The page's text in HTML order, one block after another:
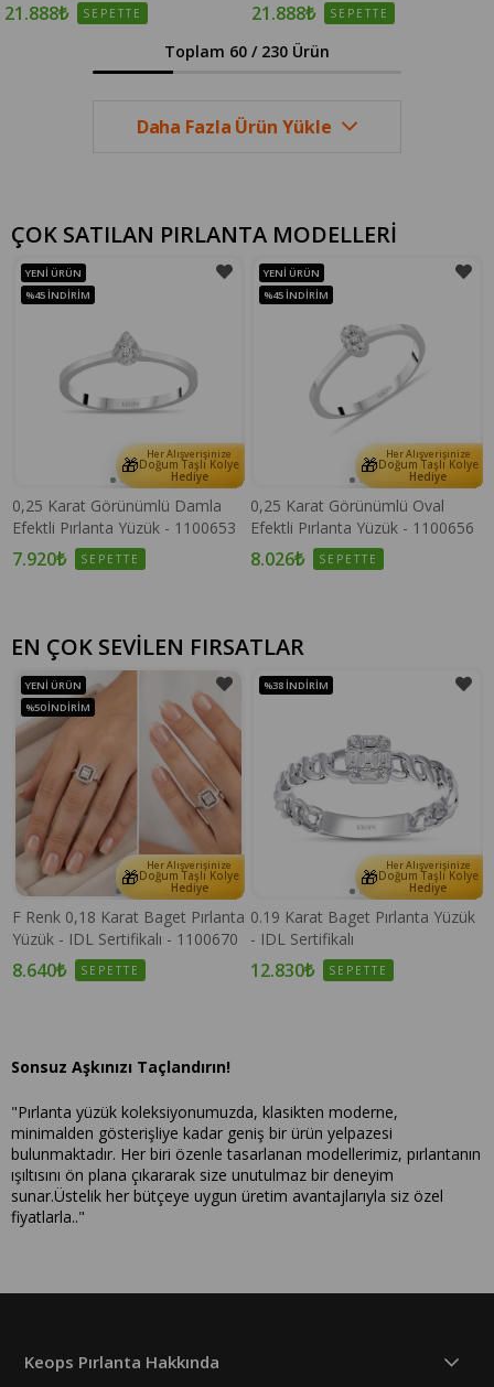
21.888₺ SEPETTE 21.888₺ SEPETTE
Toplam 60 / 230Ürün
Daha Fazla Ürün Yükle
ÇOK SATILAN PIRLANTA MODELLERİ
🎁 Her Alışverişinize
Doğum Taşlı Kolye
Hediye
0,25 Karat Görünümlü Damla
Efektli Pırlanta Yüzük - 1100653
7.920₺ SEPETTE
YENI ÜRÜN
%45 İNDIRIM
🎁 Her Alışverişinize
Doğum Taşlı Kolye
Hediye
0,25 Karat Görünümlü Oval
Efektli Pırlanta Yüzük - 1100656
8.026₺ SEPETTE
YENI ÜRÜN
%45 İNDIRIM
EN ÇOK SEVİLEN FIRSATLAR
🎁 Her Alışverişinize
Doğum Taşlı Kolye
Hediye
F Renk 0,18 Karat Baget Pırlanta
Yüzük - IDL Sertifikalı - 1100670
8.640₺ SEPETTE
YENI ÜRÜN
%50 İNDIRIM
🎁 Her Alışverişinize
Doğum Taşlı Kolye
Hediye
0.19 Karat Baget Pırlanta Yüzük
- IDL Sertifikalı
12.830₺ SEPETTE
%38 İNDIRIM
Sonsuz Aşkınızı Taçlandırın!
"Pırlanta yüzük koleksiyonumuzda, klasikten moderne,
minimalden gösterişliye kadar geniş bir ürün yelpazesi
bulunmaktadır. Her biri özenle tasarlanan modellerimiz, pırlantanın
ışıltısını ön plana çıkararak size unutulmaz bir deneyim
sunar.Üstelik her bütçeye uygun üretim avantajlarıyla siz özel
fiyatlarla.."
Keops Pırlanta Hakkında